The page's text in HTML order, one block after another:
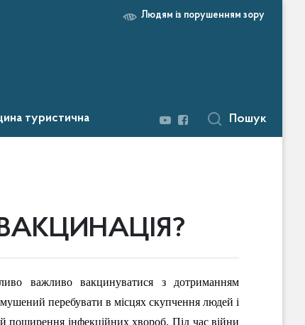
Людям із порушенням зору
туристична Пошук
важливо вакцинуватися з дотриманням
перебувати в місцях скупчення людей і
поширення інфекційних хвороб. Під час війни